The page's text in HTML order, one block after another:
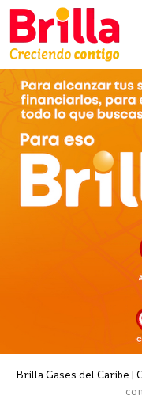
Brilla Gases del Caribe |